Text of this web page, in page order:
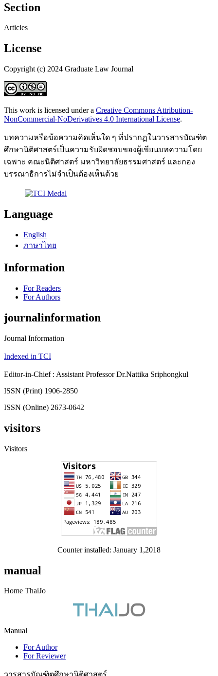
Section
Articles
License
Copyright (c) 2024 Graduate Law Journal
This work is licensed under a Creative Commons Attribution-
NonCommercial-NoDerivatives 4.0 International License.
บทความหรือข้อความคิดเห็นใด ๆ ที่ปรากฏในวารสารบัณฑิต
ศึกษานิติศาสตร์เป็นความรับผิดชอบของผู้เขียนบทความโดย
เฉพาะ คณะนิติศาสตร์ มหาวิทยาลัยธรรมศาสตร์ และกอง
บรรณาธิการไม่จำเป็นต้องเห็นด้วย
Language
English
ภาษาไทย
Information
For Readers
For Authors
journalinformation
Journal Information
Indexed in TCI
Editor-in-Chief : Assistant Professor Dr.Nattika Sriphongkul
ISSN (Print) 1906-2850
ISSN (Online) 2673-0642
visitors
Visitors
Counter installed: January 1,2018
manual
Home ThaiJo
Manual
For Author
For Reviewer